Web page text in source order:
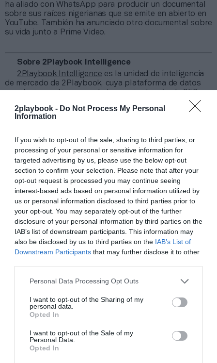
2playbook - Do Not Process My Personal
Information
If you wish to opt-out of the sale, sharing to third parties, or
processing of your personal or sensitive information for
targeted advertising by us, please use the below opt-out
section to confirm your selection. Please note that after your
opt-out request is processed you may continue seeing
interest-based ads based on personal information utilized by
us or personal information disclosed to third parties prior to
your opt-out. You may separately opt-out of the further
disclosure of your personal information by third parties on the
IAB’s list of downstream participants. This information may
also be disclosed by us to third parties on the IAB’s List of
Downstream Participants that may further disclose it to other
Personal Data Processing Opt Outs
I want to opt-out of the Sharing of my
personal data.
Opted In
I want to opt-out of the Sale of my
Personal Data.
Opted In
NBA
ha aliado con WhatsApp para producir un documental
sobre sus raíces nigerianas que se emite en abierto en
YouTube. También ha anunciado otro documental sobre
su vida junto a Prime Video.
Sobre 2Playbook Intelligence
2Playbook Intelligence es la unidad de inteligencia
de mercado de 2Playbook, cuya plataforma de datos
monitoriza en tiempo real el negocio de más de 250
clubes de fútbol y baloncesto de toda Europa, así
como más de 19.000 contratos de patrocinio en el
mercado español, segmentados por competición,
valor económico aproximado de cada acuerdo. Si
quieres más información, contacta con nosotros a
través de
intelligence@2playbook.com
Añadir2Playbookcomo fuente preferida de Google
de forma gratuita
Mantente informado con las últimas noticias de actualidad.
ACTIVAR AHORA
Compartir